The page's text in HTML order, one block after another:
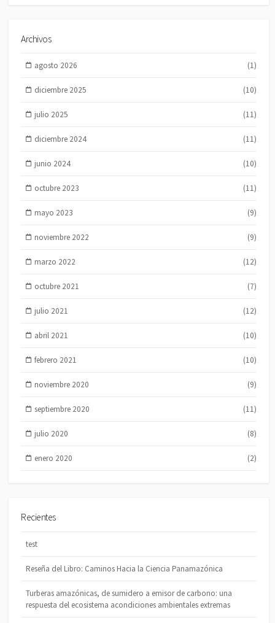
Archivos
agosto 2026 (1)
diciembre 2025 (10)
julio 2025 (11)
diciembre 2024 (11)
junio 2024 (10)
octubre 2023 (11)
mayo 2023 (9)
noviembre 2022 (9)
marzo 2022 (12)
octubre 2021 (7)
julio 2021 (12)
abril 2021 (10)
febrero 2021 (10)
noviembre 2020 (9)
septiembre 2020 (11)
julio 2020 (8)
enero 2020 (2)
Recientes
test
Reseña del Libro: Caminos Hacia la Ciencia Panamazónica
Turberas amazónicas, de sumidero a emisor de carbono: una
respuesta del ecosistema acondiciones ambientales extremas